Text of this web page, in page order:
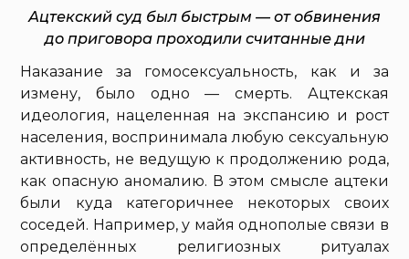
Ацтекский суд был быстрым — от обвинения
до приговора проходили считанные дни
Наказание за гомосексуальность, как и за
измену, было одно — смерть. Ацтекская
идеология, нацеленная на экспансию и рост
населения, воспринимала любую сексуальную
активность, не ведущую к продолжению рода,
как опасную аномалию. В этом смысле ацтеки
были куда категоричнее некоторых своих
соседей. Например, у майя однополые связи в
определённых религиозных ритуалах